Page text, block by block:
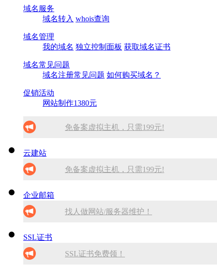
腾讯企业邮箱 买多少送多少！
域名服务
域名转入 whois查询
域名管理
我的域名 独立控制面板 获取域名证书
域名常见问题
域名注册常见问题 如何购买域名？
促销活动
网站制作1380元
免备案虚拟主机，只需199元!
找人做网站/服务器维护！
腾讯企业邮箱 买多少送多少！
云建站
免备案虚拟主机，只需199元!
找人做网站/服务器维护！
腾讯企业邮箱 买多少送多少！
企业邮箱
找人做网站/服务器维护！
腾讯企业邮箱 买多少送多少！
SSL证书
SSL证书免费领！